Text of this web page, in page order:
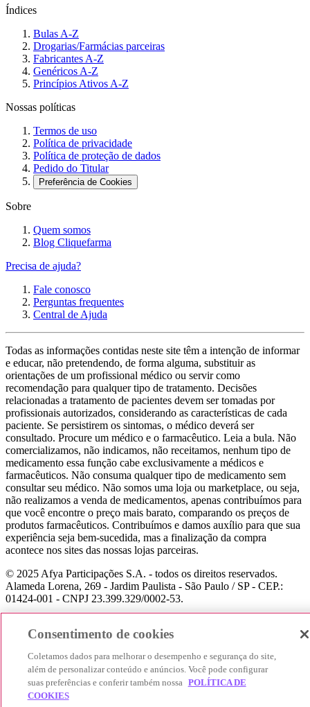
Índices
Bulas A-Z
Drogarias/Farmácias parceiras
Fabricantes A-Z
Genéricos A-Z
Princípios Ativos A-Z
Nossas políticas
Termos de uso
Política de privacidade
Política de proteção de dados
Pedido do Titular
Preferência de Cookies
Sobre
Quem somos
Blog Cliquefarma
Precisa de ajuda?
Fale conosco
Perguntas frequentes
Central de Ajuda
Todas as informações contidas neste site têm a intenção de informar
e educar, não pretendendo, de forma alguma, substituir as
orientações de um profissional médico ou servir como
recomendação para qualquer tipo de tratamento. Decisões
relacionadas a tratamento de pacientes devem ser tomadas por
profissionais autorizados, considerando as características de cada
paciente. Se persistirem os sintomas, o médico deverá ser
consultado. Procure um médico e o farmacêutico. Leia a bula. Não
comercializamos, não indicamos, não receitamos, nenhum tipo de
medicamento essa função cabe exclusivamente a médicos e
farmacêuticos. Não consuma qualquer tipo de medicamento sem
consultar seu médico. Não somos uma loja ou marketplace, ou seja,
não realizamos a venda de medicamentos, apenas contribuímos para
que você encontre o preço mais barato, comparando os preços de
produtos farmacêuticos. Contribuímos e damos auxílio para que sua
experiência seja bem-sucedida, mas a finalização da compra
acontece nos sites das nossas lojas parceiras.
© 2025 Afya Participações S.A. - todos os direitos reservados.
Alameda Lorena, 269 - Jardim Paulista - São Paulo / SP - CEP.:
01424-001 - CNPJ 23.399.329/0002-53.
Consentimento de cookies
Coletamos dados para melhorar o desempenho e segurança do site,
além de personalizar conteúdo e anúncios. Você pode configurar
suas preferências e conferir também nossa POLÍTICA DE
COOKIES